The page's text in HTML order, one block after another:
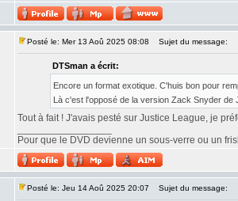
Posté le: Mer 13 Aoû 2025 08:08 Sujet du message:
DTSman a écrit:
Encore un format exotique. C'huis bon pour
Là c'est l'opposé de la version Zack Snyder de
Tout à fait ! J'avais pesté sur Justice League, je
Pour que le DVD devienne un sous-verre ou un
Posté le: Jeu 14 Aoû 2025 20:07 Sujet du message: